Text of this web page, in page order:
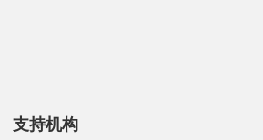
支持机构